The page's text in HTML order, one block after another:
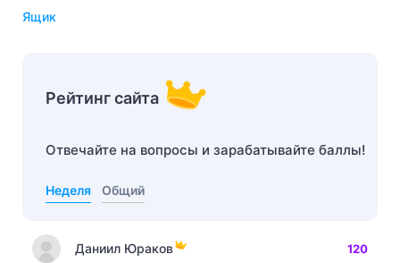
ящик
Рейтинг сайта
Отвечайте на вопросы и зарабатывайте баллы!
Неделя Общий
Даниил Юраков 120